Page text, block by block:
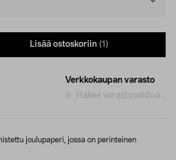
Lisää ostoskoriin (1)
Verkkokaupan varasto
Hakee varastosaldoa...
joulupaperi, jossa on perinteinen